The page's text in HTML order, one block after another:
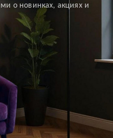
о новинках, акциях и